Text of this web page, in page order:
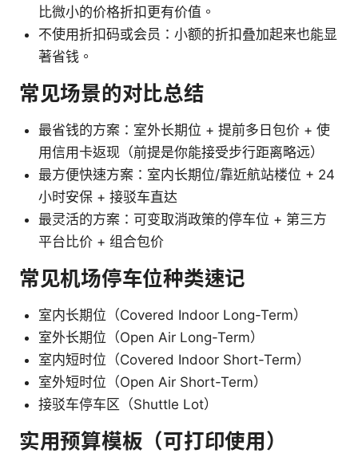
比微小的价格折扣更有价值。
不使用折扣码或会员：小额的折扣叠加起来也能显
著省钱。
常见场景的对比总结
最省钱的方案：室外长期位 + 提前多日包价 + 使
用信用卡返现（前提是你能接受步行距离略远）
最方便快速方案：室内长期位/靠近航站楼位 + 24
小时安保 + 接驳车直达
最灵活的方案：可变取消政策的停车位 + 第三方
平台比价 + 组合包价
常见机场停车位种类速记
室内长期位（Covered Indoor Long-Term）
室外长期位（Open Air Long-Term）
室内短时位（Covered Indoor Short-Term）
室外短时位（Open Air Short-Term）
接驳车停车区（Shuttle Lot）
实用预算模板（可打印使用）